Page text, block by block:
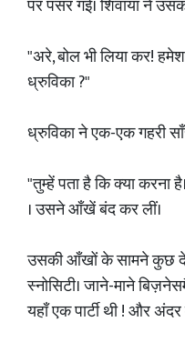
पर पसर गई। शिवाया ने
"अरे, बोल भी लिया कर!
ध्रुविका ?"
ध्रुविका ने एक-एक गहरी
"तुम्हें पता है कि क्या करना
। उसने आँखें बंद कर लीं।
उसकी आँखों के सामने कुछ
स्नोसिटी। जाने-माने
यहाँ एक पार्टी थी ! और अंदर